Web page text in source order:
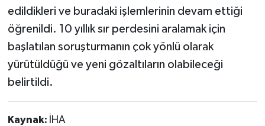
edildikleri ve buradaki işlemlerinin devam ettiği
öğrenildi. 10 yıllık sır perdesini aralamak için
başlatılan soruşturmanın çok yönlü olarak
yürütüldüğü ve yeni gözaltıların olabileceği
belirtildi.
Kaynak: İHA